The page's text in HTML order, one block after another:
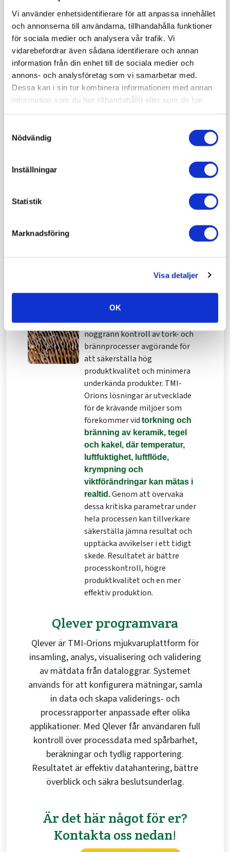
Vi använder enhetsidentifierare för att anpassa innehållet
och annonserna till användarna, tillhandahålla funktioner
för sociala medier och analysera vår trafik. Vi
vidarebefordrar även sådana identifierare och annan
information från din enhet till de sociala medier och
annons- och analysföretag som vi samarbetar med.
Dessa kan i sin tur kombinera informationen med annan
information som du har tillhandahållit eller som de har
Nödvändig
Inställningar
Statistik
Marknadsföring
Visa detaljer
OK
Höga Temperaturer
Inom industriella
högtemperaturprocesser är
tillförlitlig mätning avgörande
för kvalitet, säkerhet och
processkontroll.Temperaturer
upp till +140 °C kan mätas
direkt och, tillsammans med
en ”Thermal Shield”, upp till
lösningarna lämpliga för
kompositindustrin.
tillförlitlig datainsamling även
ATEX-klassade för användning i
Keramik
Inom keramikindustrin är
noggrann kontroll av tork- och
brännprocesser avgörande för
att säkerställa hög
produktkvalitet och minimera
underkända produkter. TMI-
Orions lösningar är utvecklade
för de krävande miljöer som
förekommer vid torkning och
bränning av keramik, tegel
och kakel, där temperatur,
luftfuktighet, luftflöde,
krympning och
viktförändringar kan mätas i
realtid.Genom att övervaka
dessa kritiska parametrar under
hela processen kan tillverkare
säkerställa jämna resultat och
upptäcka avvikelser i ett tidigt
skede. Resultatet är bättre
processkontroll, högre
produktkvalitet och en mer
effektiv produktion.
Qlever programvara
Qlever är TMI-Orions mjukvaruplattform för
insamling, analys, visualisering och validering
av mätdata från dataloggrar. Systemet
används för att konfigurera mätningar, samla
in data och skapa validerings- och
processrapporter anpassade efter olika
applikationer. Med Qlever får användaren full
kontroll över processdata med spårbarhet,
beräkningar och tydlig rapportering.
Resultatet är effektiv datahantering, bättre
överblick och säkra beslutsunderlag.
Är det här något för er?
Kontakta oss nedan!